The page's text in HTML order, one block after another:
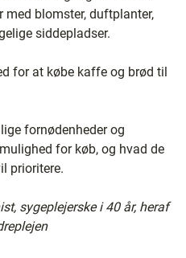
blomster, duftplanter,
siddepladser.
for at købe kaffe og brød til
fornødenheder og
for køb, og hvad de
prioritere.
sygeplejerske i 40 år, heraf